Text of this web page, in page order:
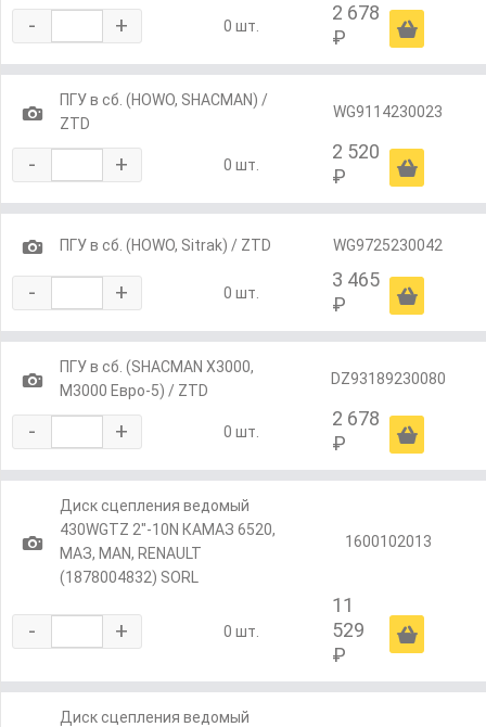
- + 0 шт.
2 678
₽
Ä
1
ПГУ в сб. (HOWO, SHACMAN) /
ZTD
WG9114230023
- + 0 шт.
2 520
₽
Ä
1 ПГУ в сб. (HOWO, Sitrak) / ZTD WG9725230042
- + 0 шт.
3 465
₽
Ä
1
ПГУ в сб. (SHACMAN X3000,
M3000 Евро-5) / ZTD
DZ93189230080
- + 0 шт.
2 678
₽
Ä
1
Диск сцепления ведомый
430WGTZ 2"-10N КАМАЗ 6520,
МАЗ, MAN, RENAULT
(1878004832) SORL
1600102013
- + 0 шт.
11
529
₽
Ä
Диск сцепления ведомый